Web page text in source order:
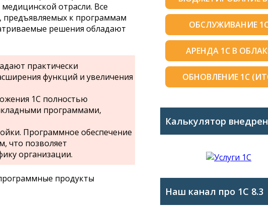
отрасли. Все
предъявляемых к программам
решения обладают
практически
функций и увеличения
1С полностью
программами,
Программное обеспечение
что позволяет
организации.
продукты
ОБСЛУЖИВАНИЕ
АРЕНДА 1С В
ОБНОВЛЕНИЕ 1С
Калькулятор
Наш канал про 1С 8.3